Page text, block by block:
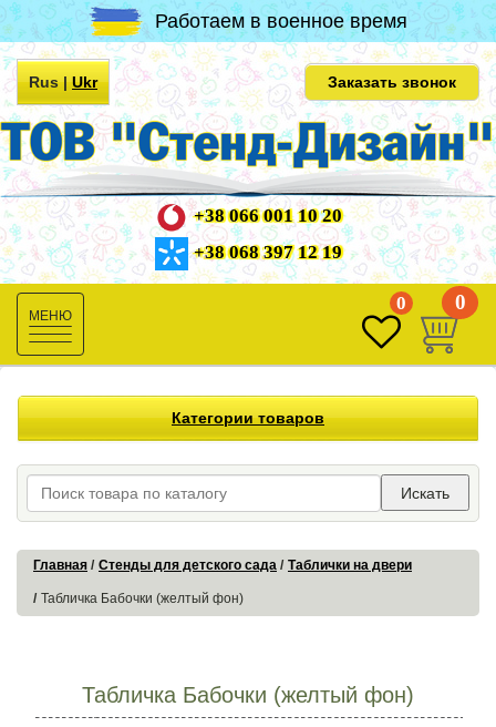
Работаем в военное время
Rus|Ukr Заказать звонок
+38 066 001 10 20
+38 068 397 12 19
Toggle
navigation
0 0
Категории товаров
Искать
Главная Стенды для детского сада Таблички на двери
Табличка Бабочки (желтый фон)
Табличка Бабочки (желтый фон)